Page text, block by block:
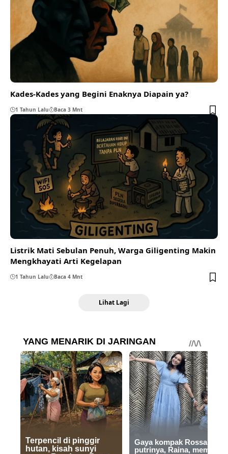
Kades-Kades yang Begini Enaknya Diapain ya?
1 Tahun Lalu Baca 3 Mnt
Listrik Mati Sebulan Penuh, Warga Giligenting Makin
Mengkhayati Arti Kegelapan
1 Tahun Lalu Baca 4 Mnt
Lihat Lagi